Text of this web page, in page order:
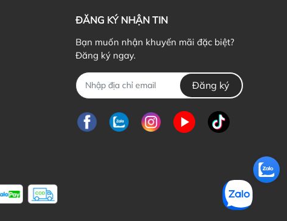
Nên tặng quà giáng sinh gì cho bạn gái mới quen?
Chủ Nhật, 21/03/2021
Không khí giáng sinh đang ùa về khắp mọi nẻo đường, ai ai
cũng nô nức chờ đón và chuẩn...
ĐĂNG KÝ NHẬN TIN
Bạn muốn nhận khuyến mãi đặc biệt?
Đăng ký ngay.
Đăng ký